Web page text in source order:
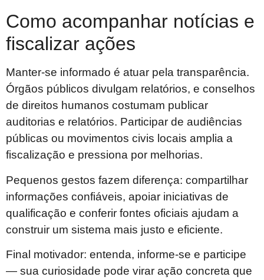
Como acompanhar notícias e
fiscalizar ações
Manter-se informado é atuar pela transparência.
Órgãos públicos divulgam relatórios, e conselhos
de direitos humanos costumam publicar
auditorias e relatórios. Participar de audiências
públicas ou movimentos civis locais amplia a
fiscalização e pressiona por melhorias.
Pequenos gestos fazem diferença: compartilhar
informações confiáveis, apoiar iniciativas de
qualificação e conferir fontes oficiais ajudam a
construir um sistema mais justo e eficiente.
Final motivador: entenda, informe-se e participe
— sua curiosidade pode virar ação concreta que